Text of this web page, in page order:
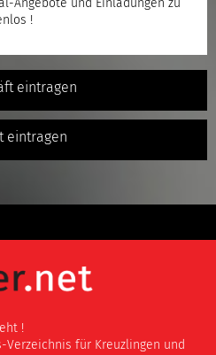
Angebote und Einladungen zu
!
eintragen
eintragen
!
für Kreuzlingen und